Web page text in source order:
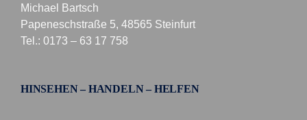
Michael Bartsch
Papeneschstraße 5, 48565 Steinfurt
Tel.: 0173 – 63 17 758
HINSEHEN – HANDELN – HELFEN